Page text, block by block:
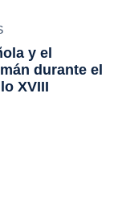
y el
durante el
XVIII